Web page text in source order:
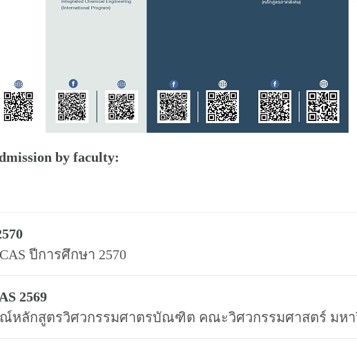
by faculty:
ปีการศึกษา 2570
2569
ณ์หลักสูตรวิศวกรรมศาตรบัณฑิต คณะวิศวกรรมศาสตร์ มห